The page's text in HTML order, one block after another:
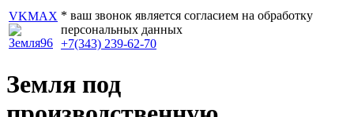
VKMAX * ваш звонок является согласием на обработку
персональных данных
+7(343) 239-62-70
Земля под